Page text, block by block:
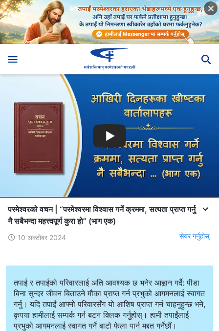
परमेश्‍वरको वचन | “परमेश्‍वरमा विश्‍वास गर्ने क्रममा, सत्यता प्राप्त गर्नु
नै सबैभन्दा महत्त्वपूर्ण कुरा हो” (भाग एक)
10 अक्टोबर 2024 सेयर गर्नुहोस्
तपाई र तपाईको परिवारलाई अति आवश्यक छ भनेर आह्वान गर्दै: पीडा
बिना सुन्दर जीवन बिताउने मौका प्राप्त गर्न प्रभुको आगमनलाई स्वागत
गर्नु। यदि तपाईं आफ्नो परिवारसँग यो आशिष प्राप्त गर्न चाहनुहुन्छ भने,
कृपया हामीलाई सम्पर्क गर्न बटन क्लिक गर्नुहोस्। हामी तपाईंलाई
प्रभुको आगमनलाई स्वागत गर्ने बाटो फेला पार्न मद्दत गर्नेछौं।